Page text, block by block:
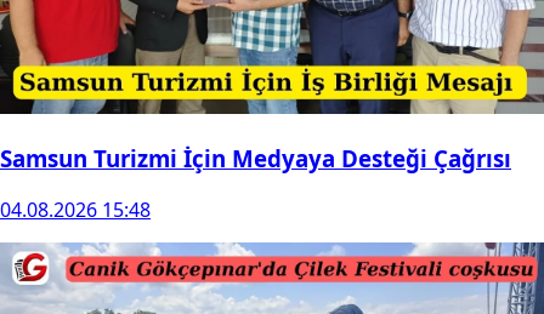
Samsun Turizmi İçin Medyaya Desteği Çağrısı
04.08.2026 15:48